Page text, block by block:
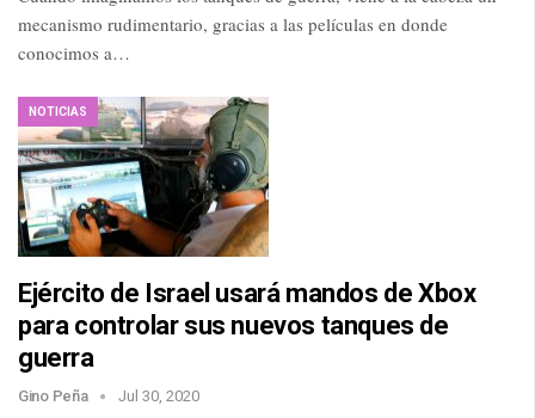
mecanismo rudimentario, gracias a las películas en donde
conocimos a…
NOTICIAS
Ejército de Israel usará mandos de Xbox
para controlar sus nuevos tanques de
guerra
Gino Peña Jul 30, 2020